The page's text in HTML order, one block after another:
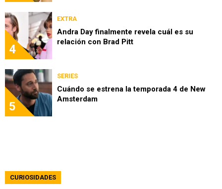
4
EXTRA
Andra Day finalmente revela cuál es su
relación con Brad Pitt
5
SERIES
Cuándo se estrena la temporada 4 de New
Amsterdam
CURIOSIDADES